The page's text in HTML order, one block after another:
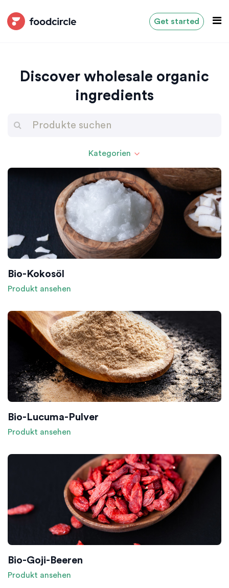
Get started
Discover wholesale organic
ingredients
Kategorien
Bio-Kokosöl
Produkt ansehen
Bio-Lucuma-Pulver
Produkt ansehen
Bio-Goji-Beeren
Produkt ansehen